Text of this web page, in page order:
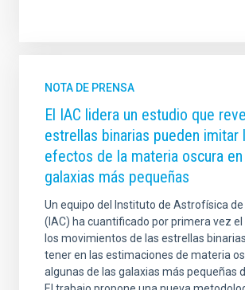
NOTA DE PRENSA
El IAC lidera un estudio que
estrellas binarias pueden imitar
efectos de la materia oscura en
galaxias más pequeñas
Un equipo del Instituto de Astrofísica de
(IAC) ha cuantificado por primera vez
los movimientos de las estrellas
tener en las estimaciones de materia
algunas de las galaxias más pequeñas